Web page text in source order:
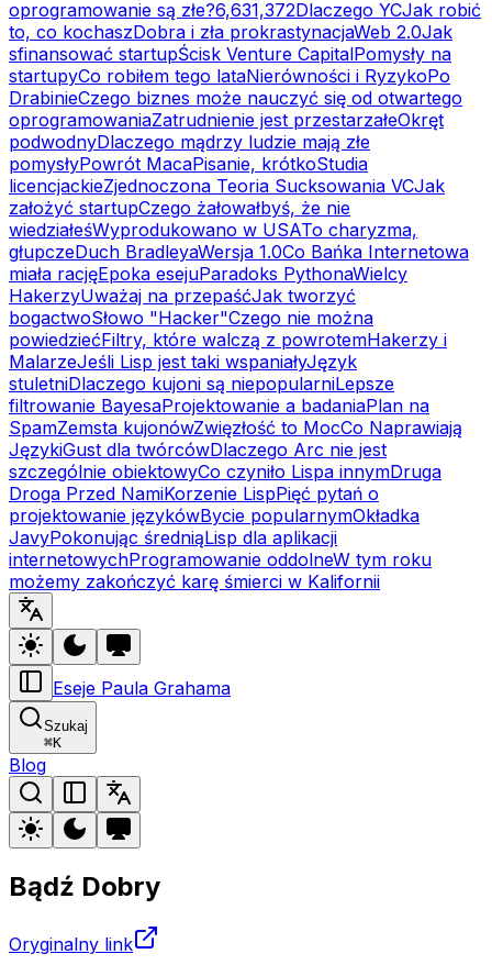
oprogramowanie są złe?6,631,372Dlaczego YCJak robić
to, co kochaszDobra i zła prokrastynacjaWeb 2.0Jak
sfinansować startupŚcisk Venture CapitalPomysły na
startupyCo robiłem tego lataNierówności i RyzykoPo
DrabinieCzego biznes może nauczyć się od otwartego
oprogramowaniaZatrudnienie jest przestarzałeOkręt
podwodnyDlaczego mądrzy ludzie mają złe
pomysłyPowrót MacaPisanie, krótkoStudia
licencjackieZjednoczona Teoria Sucksowania VCJak
założyć startupCzego żałowałbyś, że nie
wiedziałeśWyprodukowano w USATo charyzma,
głupczeDuch BradleyaWersja 1.0Co Bańka Internetowa
miała racjęEpoka esejuParadoks PythonaWielcy
HakerzyUważaj na przepaśćJak tworzyć
bogactwoSłowo "Hacker"Czego nie można
powiedziećFiltry, które walczą z powrotemHakerzy i
MalarzeJeśli Lisp jest taki wspaniałyJęzyk
stuletniDlaczego kujoni są niepopularniLepsze
filtrowanie BayesaProjektowanie a badaniaPlan na
SpamZemsta kujonówZwięzłość to MocCo Naprawiają
JęzykiGust dla twórcówDlaczego Arc nie jest
szczególnie obiektowyCo czyniło Lispa innymDruga
Droga Przed NamiKorzenie LispPięć pytań o
projektowanie językówBycie popularnymOkładka
JavyPokonując średniąLisp dla aplikacji
internetowychProgramowanie oddolneW tym roku
możemy zakończyć karę śmierci w Kalifornii
Eseje Paula Grahama
Szukaj
⌘K
Blog
Bądź Dobry
Oryginalny link